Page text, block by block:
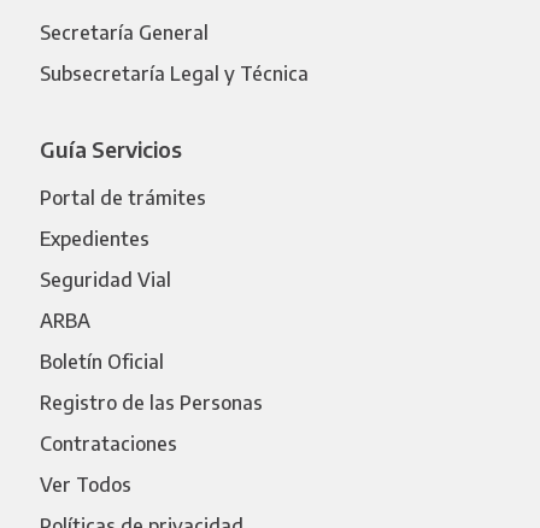
Secretaría General
Subsecretaría Legal y Técnica
Guía Servicios
Portal de trámites
Expedientes
Seguridad Vial
ARBA
Boletín Oficial
Registro de las Personas
Contrataciones
Ver Todos